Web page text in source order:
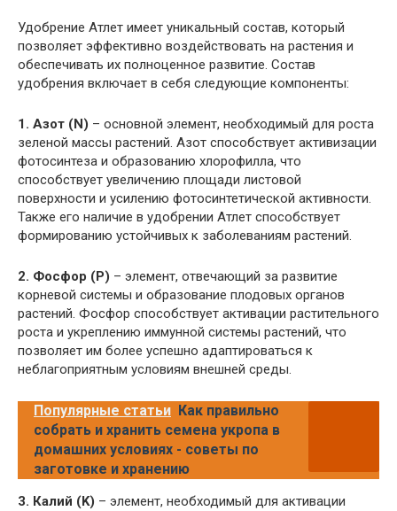
Удобрение Атлет имеет уникальный состав, который
позволяет эффективно воздействовать на растения и
обеспечивать их полноценное развитие. Состав
удобрения включает в себя следующие компоненты:
1. Азот (N) – основной элемент, необходимый для роста
зеленой массы растений. Азот способствует активизации
фотосинтеза и образованию хлорофилла, что
способствует увеличению площади листовой
поверхности и усилению фотосинтетической активности.
Также его наличие в удобрении Атлет способствует
формированию устойчивых к заболеваниям растений.
2. Фосфор (P) – элемент, отвечающий за развитие
корневой системы и образование плодовых органов
растений. Фосфор способствует активации растительного
роста и укреплению иммунной системы растений, что
позволяет им более успешно адаптироваться к
неблагоприятным условиям внешней среды.
Популярные статьи Как правильно
собрать и хранить семена укропа в
домашних условиях - советы по
заготовке и хранению
3. Калий (K) – элемент, необходимый для активации